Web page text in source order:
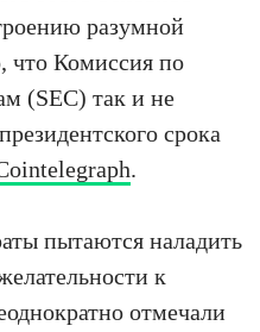
разумной
что Комиссия по
(SEC) так и не
срока
.
пытаются наладить
к
отмечали